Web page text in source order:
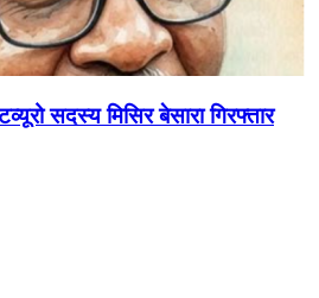
सदस्य मिसिर बेसारा गिरफ्तार